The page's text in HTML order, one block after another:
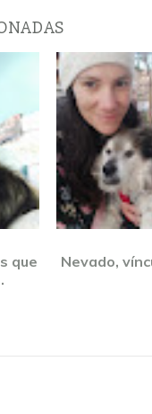
que
Nevado,